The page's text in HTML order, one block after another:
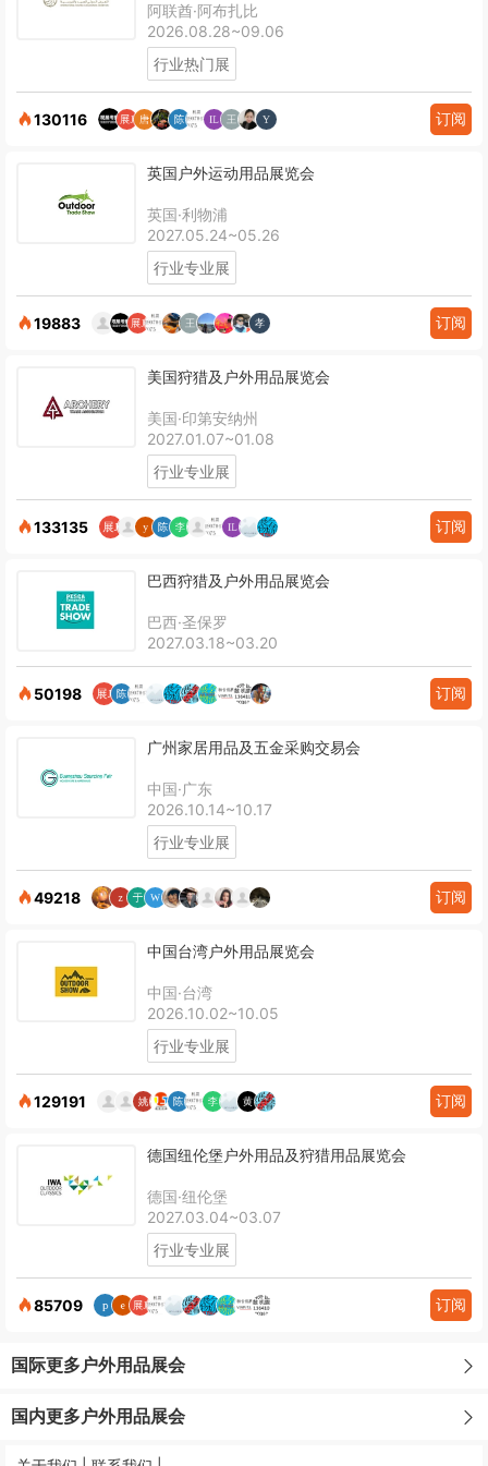
阿联酋·阿布扎比
2026.08.28~09.06
行业热门展
130116 订阅
英国户外运动用品展览会
英国·利物浦
2027.05.24~05.26
行业专业展
19883 订阅
美国狩猎及户外用品展览会
美国·印第安纳州
2027.01.07~01.08
行业专业展
133135 订阅
巴西狩猎及户外用品展览会
巴西·圣保罗
2027.03.18~03.20
50198 订阅
广州家居用品及五金采购交易会
中国·广东
2026.10.14~10.17
行业专业展
49218 订阅
中国台湾户外用品展览会
中国·台湾
2026.10.02~10.05
行业专业展
129191 订阅
德国纽伦堡户外用品及狩猎用品展览会
德国·纽伦堡
2027.03.04~03.07
行业专业展
85709 订阅
国际更多户外用品展会
国内更多户外用品展会